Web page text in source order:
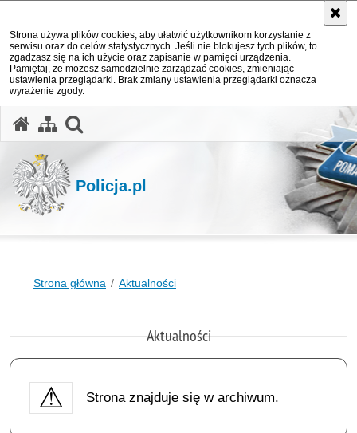
Strona używa plików cookies, aby ułatwić użytkownikom korzystanie z
serwisu oraz do celów statystycznych. Jeśli nie blokujesz tych plików, to
zgadzasz się na ich użycie oraz zapisanie w pamięci urządzenia.
Pamiętaj, że możesz samodzielnie zarządzać cookies, zmieniając
ustawienia przeglądarki. Brak zmiany ustawienia przeglądarki oznacza
wyrażenie zgody.
Policja.pl
Strona główna Aktualności
Aktualności
Strona znajduje się w archiwum.